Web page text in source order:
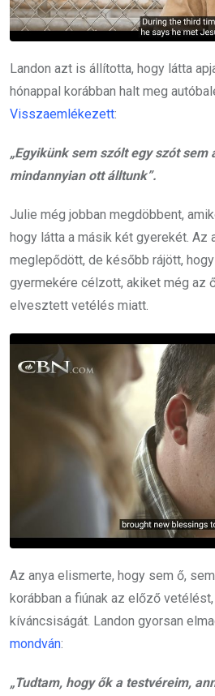
Landon azt is állította, hogy látta
hónappal korábban halt meg
Visszaemlékezett:
„Egyikünk sem szólt egy szót sem
mindannyian ott álltunk”.
Julie még jobban megdöbbent,
hogy látta a másik két gyerekét. Az
meglepődött, de később rájött,
gyermekére célzott, akiket még az
elvesztett vetélés miatt.
Az anya elismerte, hogy sem ő,
korábban a fiúnak az előző
kíváncsiságát. Landon gyorsan
mondván:
„Tudtam, hogy ők a testvéreim,